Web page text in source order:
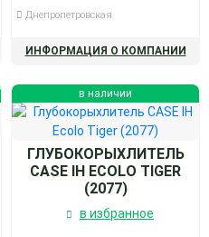
Днепропетровская
ИНФОРМАЦИЯ О КОМПАНИИ
в наличии
ГЛУБОКОРЫХЛИТЕЛЬ
CASE IH ECOLO TIGER
(2077)
в избранное